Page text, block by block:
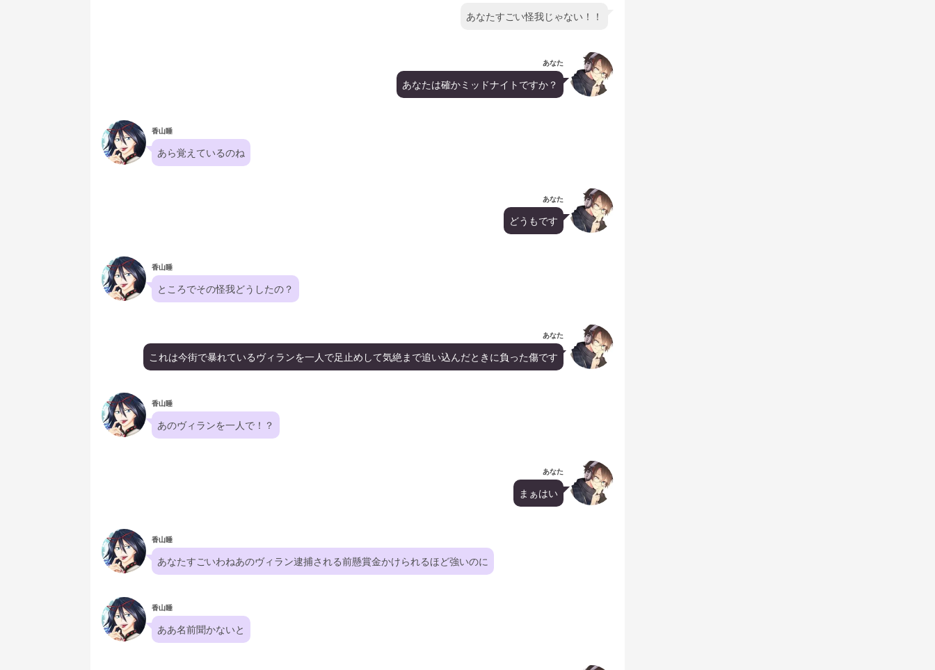
あなたすごい怪我じゃない！！
あなた
あなたは確かミッドナイトですか？
香山睡
あら覚えているのね
あなた
どうもです
香山睡
ところでその怪我どうしたの？
あなた
これは今街で暴れているヴィランを一人で足止めして気絶まで追い込んだときに負った傷です
香山睡
あのヴィランを一人で！？
あなた
まぁはい
香山睡
あなたすごいわねあのヴィラン逮捕される前懸賞金かけられるほど強いのに
香山睡
ああ名前聞かないと